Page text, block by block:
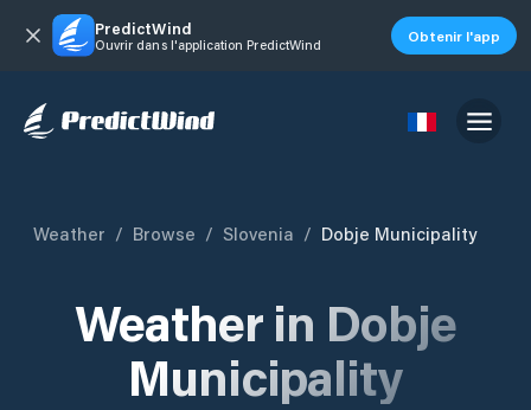
PredictWind
Ouvrir dans l'application PredictWind Obtenir l'app
Weather / Browse / Slovenia / Dobje Municipality
Weather in Dobje
Municipality